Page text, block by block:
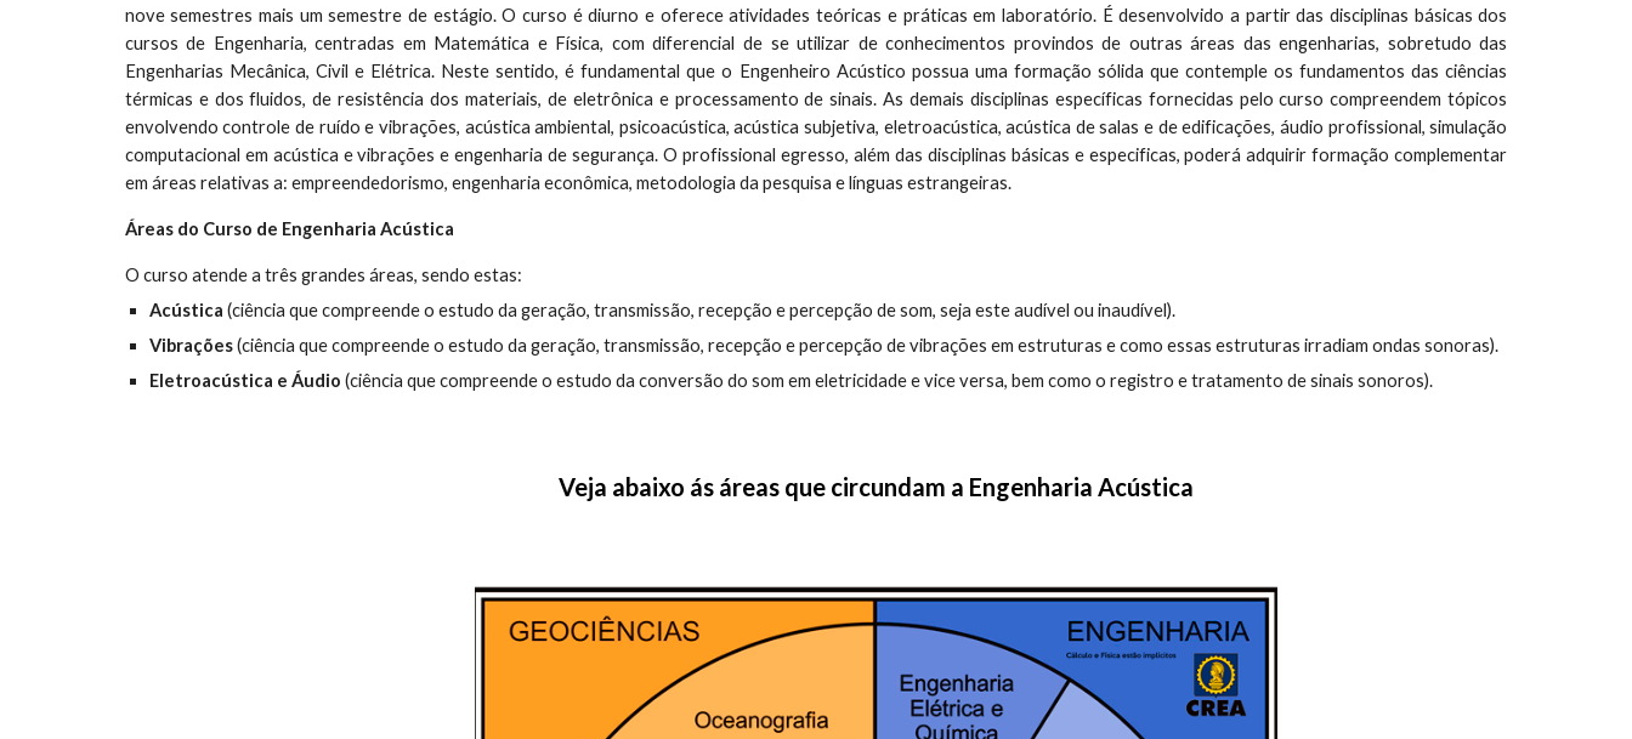
nove semestres mais um semestre de estágio. O curso é diurno e oferece atividades teóricas e práticas em laboratório. É desenvolvido a partir das disciplinas básicas dos
cursos de Engenharia, centradas em Matemática e Física, com diferencial de se utilizar de conhecimentos provindos de outras áreas das engenharias, sobretudo das
Engenharias Mecânica, Civil e Elétrica. Neste sentido, é fundamental que o Engenheiro Acústico possua uma formação sólida que contemple os fundamentos das ciências
térmicas e dos fluidos, de resistência dos materiais, de eletrônica e processamento de sinais. As demais disciplinas específicas fornecidas pelo curso compreendem tópicos
envolvendo controle de ruído e vibrações, acústica ambiental, psicoacústica, acústica subjetiva, eletroacústica, acústica de salas e de edificações, áudio profissional, simulação
computacional em acústica e vibrações e engenharia de segurança. O profissional egresso, além das disciplinas básicas e especificas, poderá adquirir formação complementar
em áreas relativas a: empreendedorismo, engenharia econômica, metodologia da pesquisa e línguas estrangeiras.
Áreas do Curso de Engenharia Acústica
O curso atende a três grandes áreas, sendo estas:
Acústica (ciência que compreende o estudo da geração, transmissão, recepção e percepção de som, seja este audível ou inaudível).
Vibrações (ciência que compreende o estudo da geração, transmissão, recepção e percepção de vibrações em estruturas e como essas estruturas irradiam ondas sonoras).
Eletroacústica e Áudio (ciência que compreende o estudo da conversão do som em eletricidade e vice versa, bem como o registro e tratamento de sinais sonoros).
Veja abaixo ás áreas que circundam a Engenharia Acústica